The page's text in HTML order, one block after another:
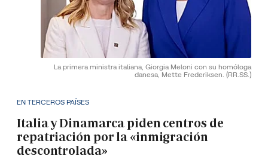
La primera ministra italiana, Giorgia Meloni con su homóloga
danesa, Mette Frederiksen. (RR.SS.)
EN TERCEROS PAÍSES
Italia y Dinamarca piden centros de
repatriación por la «inmigración
descontrolada»